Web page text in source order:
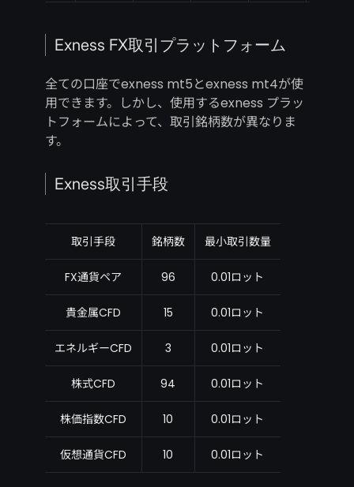
Exness FX取引プラットフォーム
全ての口座でexness mt5とexness mt4が使
用できます。しかし、使用するexness プラッ
トフォームによって、取引銘柄数が異なりま
す。
Exness取引手段
取引手段 銘柄数 最小取引数量
FX通貨ペア 96 0.01ロット
貴金属CFD 15 0.01ロット
エネルギーCFD 3 0.01ロット
株式CFD 94 0.01ロット
株価指数CFD 10 0.01ロット
仮想通貨CFD 10 0.01ロット